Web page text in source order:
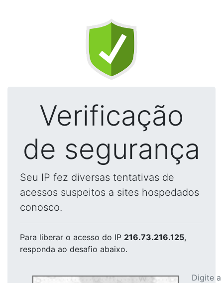
Verificação
de segurança
Seu IP fez diversas tentativas de
acessos suspeitos a sites hospedados
conosco.
Para liberar o acesso do IP 216.73.216.125,
responda ao desafio abaixo.
Digite